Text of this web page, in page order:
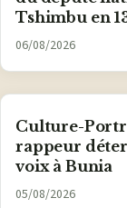
Tshimbu en
06/08/2026
Culture-
rappeur
voix à Bunia
05/08/2026